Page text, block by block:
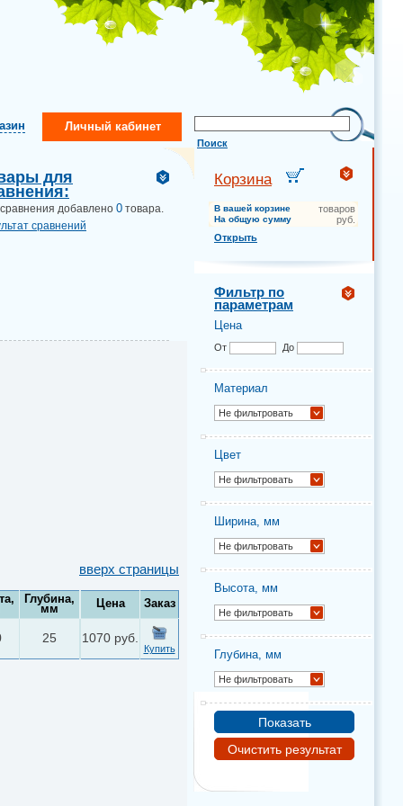
Поиск
Личный кабинет
для
добавлено 0 товара.
сравнений
вверх страницы
Глубина,
мм Цена Заказ
25 1070 руб.
Купить
Корзина
В вашей корзине товаров
На общую сумму
руб.
Открыть
Фильтр по
параметрам
Цена
От До
Материал
Не фильтровать
Цвет
Не фильтровать
Ширина, мм
Не фильтровать
Высота, мм
Не фильтровать
Глубина, мм
Не фильтровать